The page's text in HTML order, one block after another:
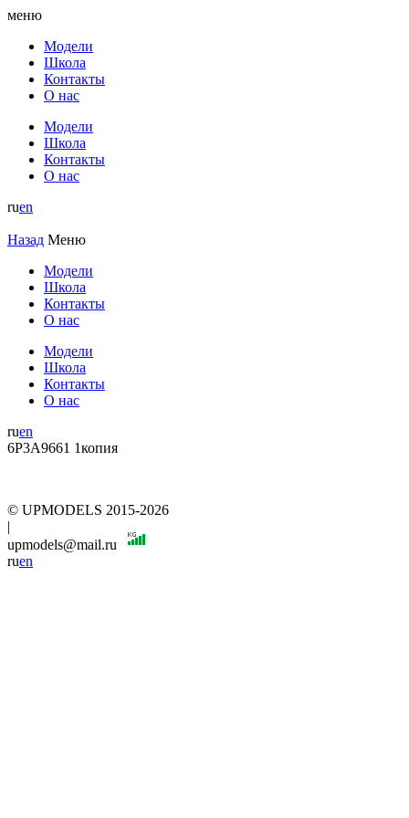
меню
Модели
Школа
Контакты
О нас
Модели
Школа
Контакты
О нас
ruen
Назад Меню
Модели
Школа
Контакты
О нас
Модели
Школа
Контакты
О нас
ruen
6P3A9661 1копия
© UPMODELS 2015-2026
|
upmodels@mail.ru
ruen